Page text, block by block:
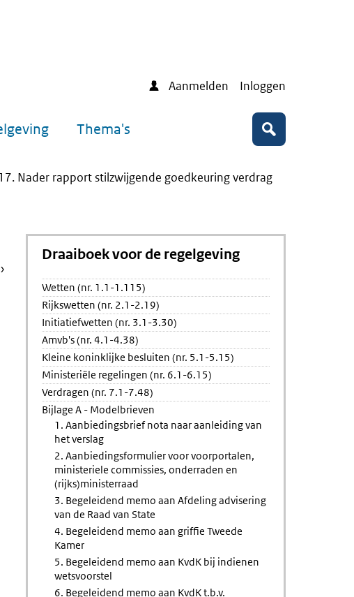
Aanmelden Inloggen
Thema's Zoeken
17. Nader rapport stilzwijgende goedkeuring verdrag
Pagina:
Wetsvoorstel
Goedkeuring
Draaiboek voor de regelgeving
Wetten (nr. 1.1-1.115)
Rijkswetten (nr. 2.1-2.19)
Initiatiefwetten (nr. 3.1-3.30)
Amvb's (nr. 4.1-4.38)
Kleine koninklijke besluiten (nr. 5.1-5.15)
Ministeriële regelingen (nr. 6.1-6.15)
Verdragen (nr. 7.1-7.48)
Bijlage A - Modelbrieven
1. Aanbiedingsbrief nota naar aanleiding van
het verslag
2. Aanbiedingsformulier voor voorportalen,
ministeriele commissies, onderraden en
(rijks)ministerraad
3. Begeleidend memo aan Afdeling advisering
van de Raad van State
4. Begeleidend memo aan griffie Tweede
Kamer
5. Begeleidend memo aan KvdK bij indienen
wetsvoorstel
6. Begeleidend memo aan KvdK t.b.v.